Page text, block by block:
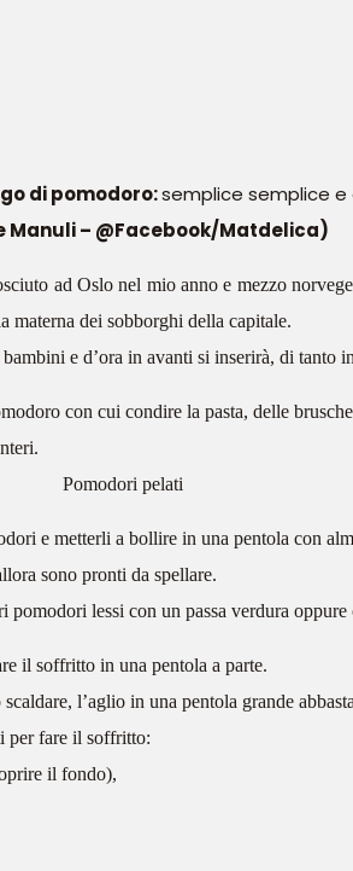
di pomodoro:semplice semplice
Manuli – @Facebook/Matdelica)
ad Oslo nel mio anno e mezzo
materna dei sobborghi della capitale.
e d’ora in avanti si inserirà, di tanto
con cui condire la pasta, delle
e metterli a bollire in una pentola con
sono pronti da spellare.
lessi con un passa verdura oppure
il soffritto in una pentola a parte.
l’aglio in una pentola grande
per fare il soffritto:
il fondo),